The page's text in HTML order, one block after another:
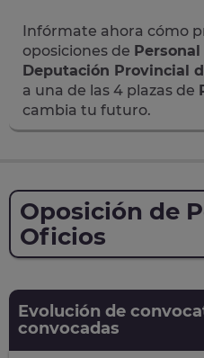
Infórmate ahora cómo
oposiciones de
Deputación Provincial
a una de las 4 plazas de
cambia tu futuro.
Oposición de
Oficios
Evolución de
convocadas